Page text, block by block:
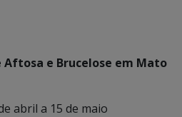
Aftosa e Brucelose em Mato
abril a 15 de maio